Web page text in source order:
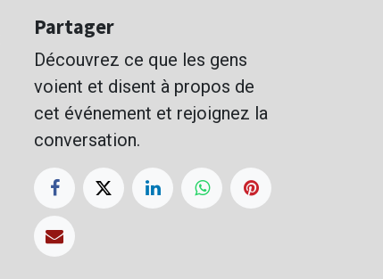
Partager
Découvrez ce que les gens
voient et disent à propos de
cet événement et rejoignez la
conversation.